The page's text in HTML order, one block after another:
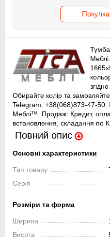
Покупка
Обирайте колір та
Telegram: +38(068)873-47-50:
Меблі™. Продаж: Кредит,
встановлення, складання по
Повний опис
Основні характеристики
Тип товару
Серія
Розміри та форма
Ширина
Висота